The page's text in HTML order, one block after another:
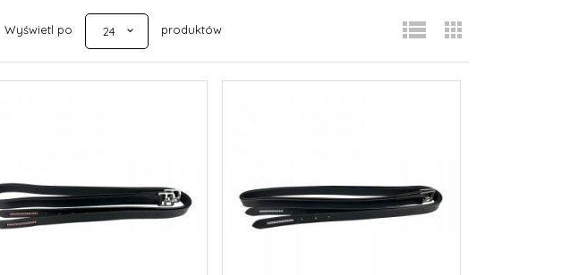
Wyświetl po
pop
24
produktów